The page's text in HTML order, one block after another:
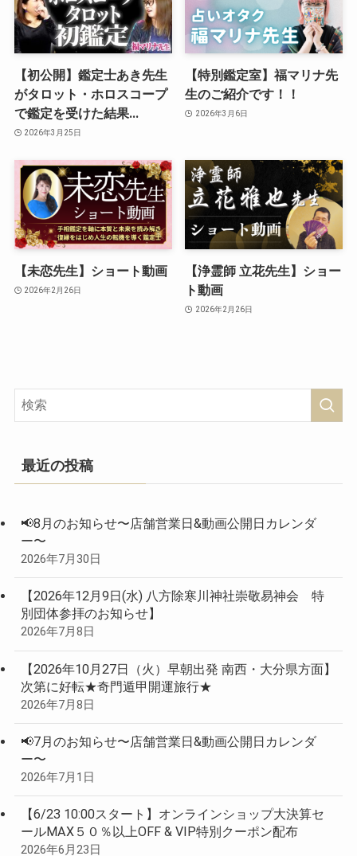
【初公開】鑑定士あき先生
がタロット・ホロスコープ
で鑑定を受けた結果…
2026年3月25日
【特別鑑定室】福マリナ先
生のご紹介です！！
2026年3月6日
【未恋先生】ショート動画
2026年2月26日
【浄霊師 立花先生】ショー
ト動画
2026年2月26日
最近の投稿
📢8月のお知らせ〜店舗営業日&動画公開日カレンダ
ー〜
2026年7月30日
【2026年12月9日(水) 八方除寒川神社崇敬易神会 特
別団体参拝のお知らせ】
2026年7月8日
【2026年10月27日（火）早朝出発 南西・大分県方面】
次第に好転★奇門遁甲開運旅行★
2026年7月8日
📢7月のお知らせ〜店舗営業日&動画公開日カレンダ
ー〜
2026年7月1日
【6/23 10:00スタート】オンラインショップ大決算セ
ールMAX５０％以上OFF & VIP特別クーポン配布
2026年6月23日